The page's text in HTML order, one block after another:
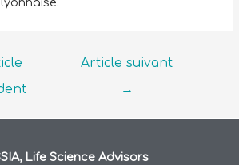
Article suivant
→
Life Science Advisors